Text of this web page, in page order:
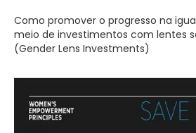
Como promover o progresso na
meio de investimentos com lentes
(Gender Lens Investments)